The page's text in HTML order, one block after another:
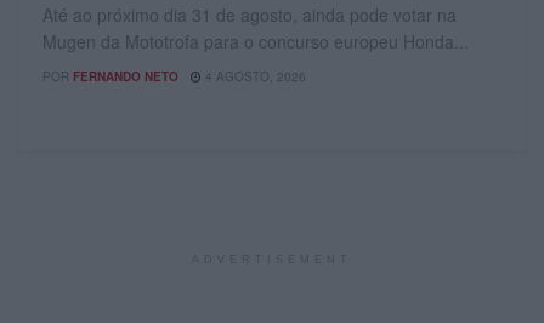
Até ao próximo dia 31 de agosto, ainda pode votar na
Mugen da Mototrofa para o concurso europeu Honda...
POR FERNANDO NETO 4 AGOSTO, 2026